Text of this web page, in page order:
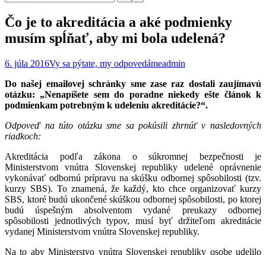
Čo je to akreditácia a aké podmienky
musím spĺňať, aby mi bola udelená?
6. júla 2016Vy sa pýtate, my odpovedámeadmin
Do našej emailovej schránky sme zase raz dostali zaujímavú
otázku: „Nenapíšete sem do poradne niekedy ešte článok k
podmienkam potrebným k udeleniu akreditácie?“.
Odpoveď na túto otázku sme sa pokúsili zhrnúť v nasledovných
riadkoch:
Akreditácia podľa zákona o súkromnej bezpečnosti je
Ministerstvom vnútra Slovenskej republiky udelené oprávnenie
vykonávať odbornú prípravu na skúšku odbornej spôsobilosti (tzv.
kurzy SBS). To znamená, že každý, kto chce organizovať kurzy
SBS, ktoré budú ukončené skúškou odbornej spôsobilosti, po ktorej
budú úspešným absolventom vydané preukazy odbornej
spôsobilosti jednotlivých typov, musí byť držiteľom akreditácie
vydanej Ministerstvom vnútra Slovenskej republiky.
Na to aby Ministerstvo vnútra Slovenskej republiky osobe udelilo